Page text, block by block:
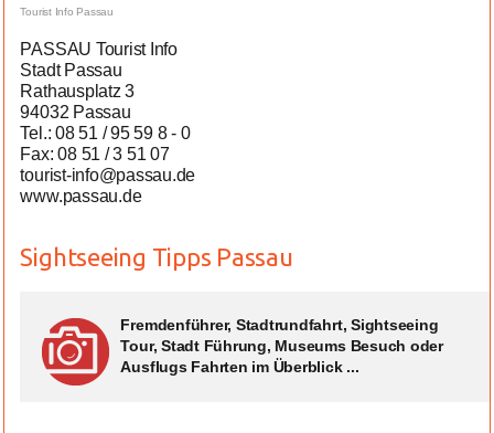
Tourist Info Passau
PASSAU Tourist Info
Stadt Passau
Rathausplatz 3
94032 Passau
Tel.: 08 51 / 95 59 8 - 0
Fax: 08 51 / 3 51 07
tourist-info@passau.de
www.passau.de
Sightseeing Tipps Passau
Fremdenführer, Stadtrundfahrt, Sightseeing
Tour, Stadt Führung, Museums Besuch oder
Ausflugs Fahrten im Überblick ...